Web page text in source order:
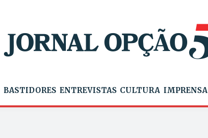
BASTIDORES ENTREVISTAS CULTURA IMPRENSA